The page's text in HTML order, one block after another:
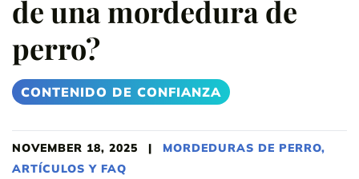
de una mordedura de
perro?
CONTENIDO DE CONFIANZA
NOVEMBER 18, 2025 | MORDEDURAS DE PERRO,
ARTÍCULOS Y FAQ